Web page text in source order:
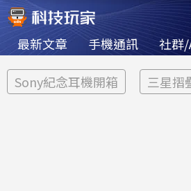
最新文章 手機通訊 社群
Sony紀念耳機開箱 三星摺